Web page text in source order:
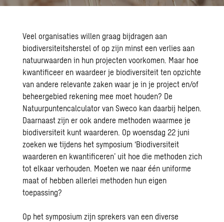
Veel organisaties willen graag bijdragen aan
biodiversiteitsherstel of op zijn minst een verlies aan
natuurwaarden in hun projecten voorkomen. Maar hoe
kwantificeer en waardeer je biodiversiteit ten opzichte
van andere relevante zaken waar je in je project en/of
beheergebied rekening mee moet houden? De
Natuurpuntencalculator van Sweco kan daarbij helpen.
Daarnaast zijn er ook andere methoden waarmee je
biodiversiteit kunt waarderen. Op woensdag 22 juni
zoeken we tijdens het symposium ‘Biodiversiteit
waarderen en kwantificeren’ uit hoe die methoden zich
tot elkaar verhouden. Moeten we naar één uniforme
maat of hebben allerlei methoden hun eigen
toepassing?
Op het symposium zijn sprekers van een diverse